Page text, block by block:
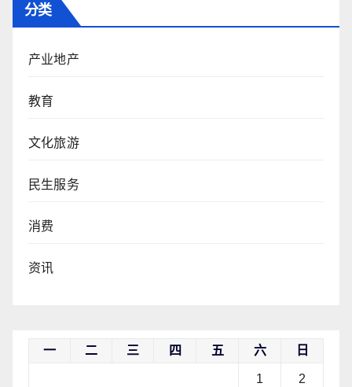
分类
产业地产
教育
文化旅游
民生服务
消费
资讯
一 二 三 四 五 六 日
1 2